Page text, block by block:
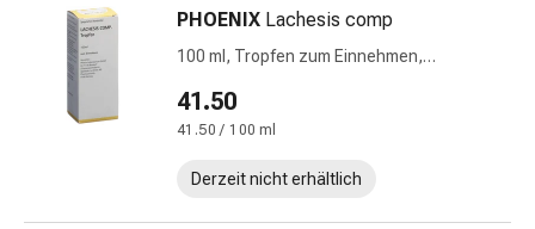
Reinigung
Reinigungs-
Kosmetiktücher
Nachtcreme
Gesichtskuren
PHOENIX Lachesis comp
100 ml, Tropfen zum Einnehmen,
41.50
41.50 / 100 ml
Derzeit nicht erhältlich